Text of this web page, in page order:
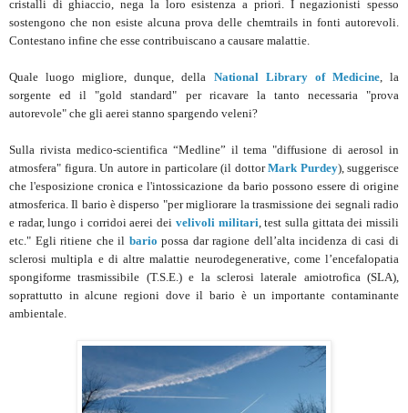
cristalli di ghiaccio, nega la loro esistenza a priori. I negazionisti spesso
sostengono che non esiste alcuna prova delle chemtrails in fonti autorevoli.
Contestano infine che esse contribuiscano a causare malattie.
Quale luogo migliore, dunque, della National Library of Medicine, la
sorgente ed il "gold standard" per ricavare la tanto necessaria "prova
autorevole" che gli aerei stanno spargendo veleni?
Sulla rivista medico-scientifica “Medline” il tema "diffusione di aerosol in
atmosfera" figura. Un autore in particolare (il dottorMark Purdey), suggerisce
che l'esposizione cronica e l'intossicazione da bario possono essere di origine
atmosferica. Il bario è disperso "per migliorare la trasmissione dei segnali radio
e radar, lungo i corridoi aerei dei velivoli militari , test sulla gittata dei missili
etc." Egli ritiene che il bariopossa dar ragione dell’alta incidenza di casi di
sclerosi multipla e di altre malattie neurodegenerative, come l’encefalopatia
spongiforme trasmissibile (T.S.E.) e la sclerosi laterale amiotrofica (SLA),
soprattutto in alcune regioni dove il bario è un importante contaminante
ambientale.